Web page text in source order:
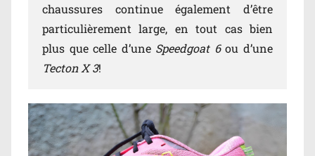
chaussures continue également d’être
particulièrement large, en tout cas bien
plus que celle d’une Speedgoat 6ou d’une
Tecton X 3!